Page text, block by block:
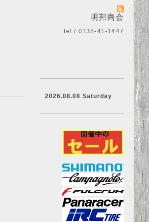
明邦商会
tel / 0138-41-1447
2026.08.08 Saturday